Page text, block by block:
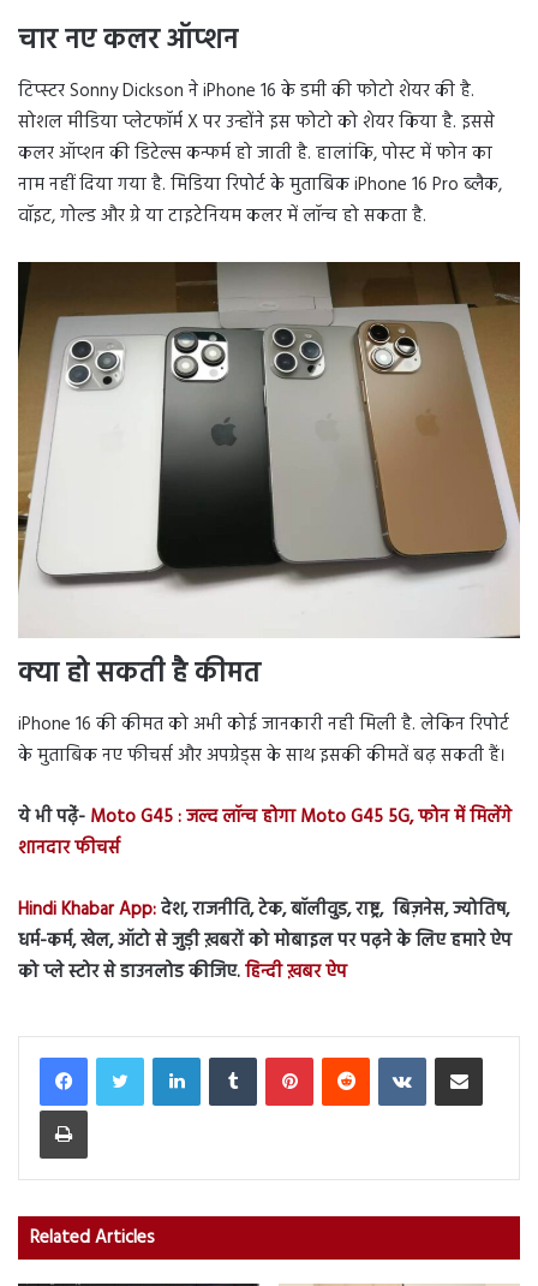
चार नए कलर ऑप्शन
टिप्स्टर Sonny Dickson ने iPhone 16 के डमी की फोटो शेयर की है.
सोशल मीडिया प्लेटफॉर्म X पर उन्होंने इस फोटो को शेयर किया है. इससे
कलर ऑप्शन की डिटेल्स कन्फर्म हो जाती है. हालांकि, पोस्ट में फोन का
नाम नहीं दिया गया है. मिडिया रिपोर्ट के मुताबिक iPhone 16 Pro ब्लैक,
वॉइट, गोल्ड और ग्रे या टाइटेनियम कलर में लॉन्च हो सकता है.
क्या हो सकती है कीमत
iPhone 16 की कीमत को अभी कोई जानकारी नही मिली है. लेकिन रिपोर्ट
के मुताबिक नए फीचर्स और अपग्रेड्स के साथ इसकी कीमतें बढ़ सकती हैं।
ये भी पढे़ं- Moto G45 : जल्द लॉन्च होगा Moto G45 5G, फोन में मिलेंगे
शानदार फीचर्स
Hindi Khabar App:देश, राजनीति, टेक, बॉलीवुड, राष्ट्र, बिज़नेस, ज्योतिष,
धर्म-कर्म, खेल, ऑटो से जुड़ी ख़बरों को मोबाइल पर पढ़ने के लिए हमारे ऐप
को प्ले स्टोर से डाउनलोड कीजिए.हिन्दी ख़बर ऐप
LinkedInTumblr PinterestReddit VKontakteShare via Email
Print
Related Articles